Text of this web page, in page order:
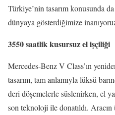
Türkiye’nin tasarım konusunda
dünyaya gösterdiğimize
3550 saatlik kusursuz el işçiliği
Mercedes-Benz V Class’ın
tasarım, tam anlamıyla lüksü
deri döşemelerle süslenirken, el
son teknoloji ile donatıldı.